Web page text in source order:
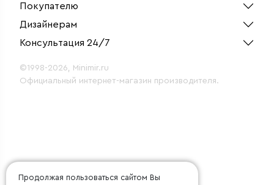
Покупателю
Дизайнерам
Консультация 24/7
©1998-2026, Minimir.ru
Официальный интернет-магазин производителя.
Продолжая пользоваться сайтом Вы